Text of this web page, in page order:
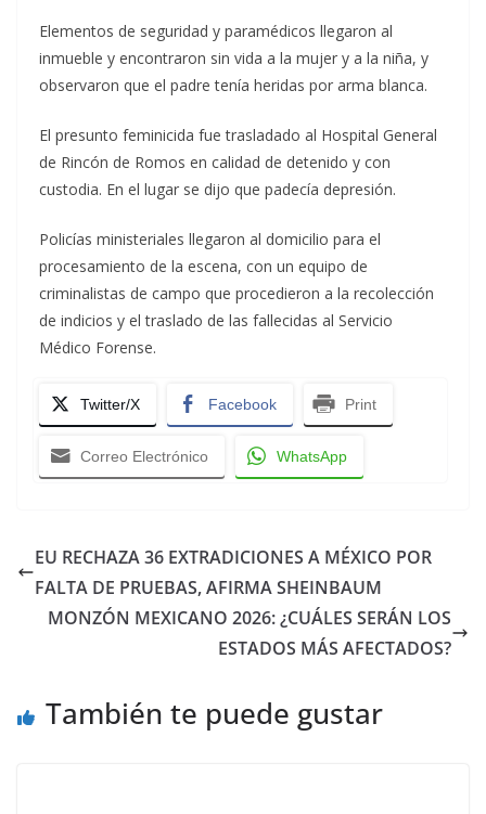
Elementos de seguridad y paramédicos llegaron al
inmueble y encontraron sin vida a la mujer y a la niña, y
observaron que el padre tenía heridas por arma blanca.
El presunto feminicida fue trasladado al Hospital General
de Rincón de Romos en calidad de detenido y con
custodia. En el lugar se dijo que padecía depresión.
Policías ministeriales llegaron al domicilio para el
procesamiento de la escena, con un equipo de
criminalistas de campo que procedieron a la recolección
de indicios y el traslado de las fallecidas al Servicio
Médico Forense.
Twitter/X Facebook Print
Correo Electrónico WhatsApp
EU RECHAZA 36 EXTRADICIONES A MÉXICO POR
FALTA DE PRUEBAS, AFIRMA SHEINBAUM
MONZÓN MEXICANO 2026: ¿CUÁLES SERÁN LOS
ESTADOS MÁS AFECTADOS?
También te puede gustar